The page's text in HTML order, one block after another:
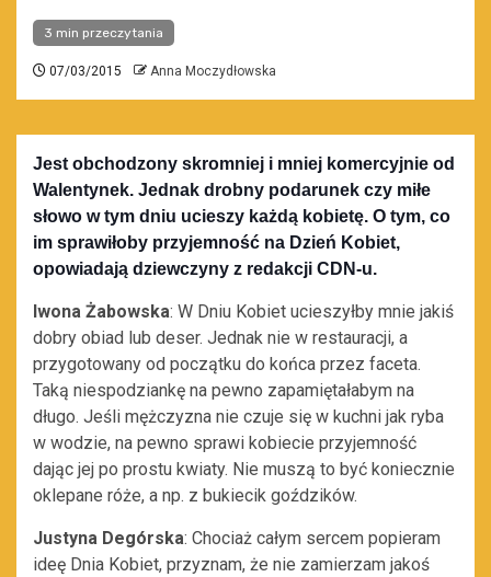
3 min przeczytania
07/03/2015 Anna Moczydłowska
Jest obchodzony skromniej i mniej komercyjnie od
Walentynek. Jednak drobny podarunek czy miłe
słowo w tym dniu ucieszy każdą kobietę. O tym, co
im sprawiłoby przyjemność na Dzień Kobiet,
opowiadają dziewczyny z redakcji CDN-u.
Iwona Żabowska: W Dniu Kobiet ucieszyłby mnie jakiś
dobry obiad lub deser. Jednak nie w restauracji, a
przygotowany od początku do końca przez faceta.
Taką niespodziankę na pewno zapamiętałabym na
długo. Jeśli mężczyzna nie czuje się w kuchni jak ryba
w wodzie, na pewno sprawi kobiecie przyjemność
dając jej po prostu kwiaty. Nie muszą to być koniecznie
oklepane róże, a np. z bukiecik goździków.
Justyna Degórska: Chociaż całym sercem popieram
ideę Dnia Kobiet, przyznam, że nie zamierzam jakoś